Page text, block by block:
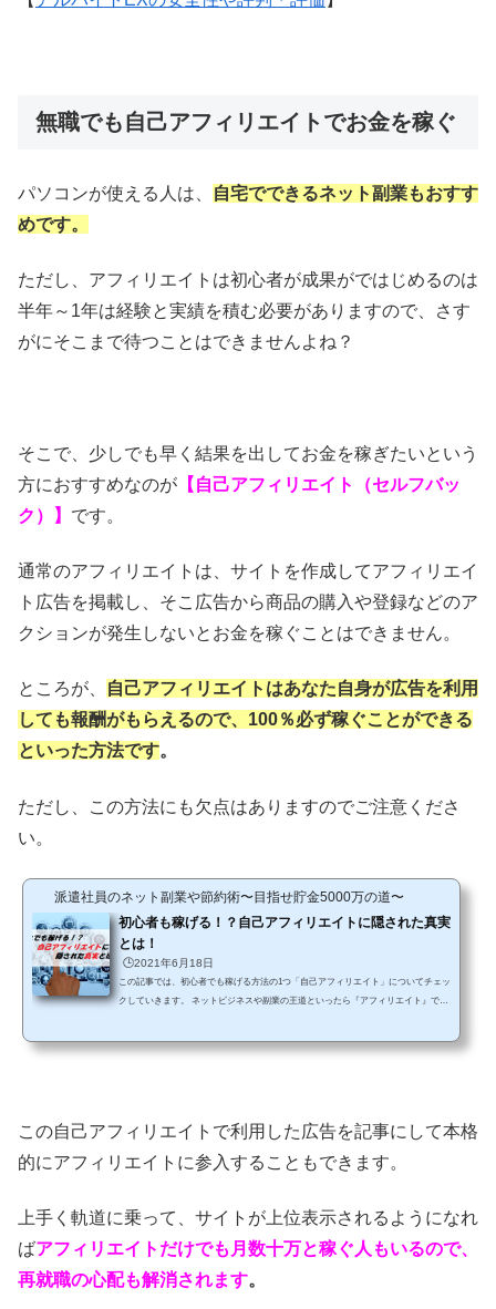
無職でも自己アフィリエイトでお金を稼ぐ
パソコンが使える人は、
自宅でできるネット副業もおすす
めです。
ただし、アフィリエイトは初心者が成果がではじめるのは
半年～1年は経験と実績を積む必要がありますので、さす
がにそこまで待つことはできませんよね？
そこで、少しでも早く結果を出してお金を稼ぎたいという
方におすすめなのが 【自己アフィリエイト（セルフバッ
ク）】 です。
通常のアフィリエイトは、サイトを作成してアフィリエイ
ト広告を掲載し、そこ広告から商品の購入や登録などのア
クションが発生しないとお金を稼ぐことはできません。
ところが、
自己アフィリエイトはあなた自身が広告を利用
しても報酬がもらえるので、100％必ず稼ぐことができる
といった方法です。
ただし、この方法にも欠点はありますのでご注意くださ
い。
派遣社員のネット副業や節約術〜目指せ貯金5000万の道〜
初心者も稼げる！？自己アフィリエイトに隠された真実
とは！
🕒️2021年6月18日
この記事では、初心者でも稼げる方法の1つ「自己アフィリエイト」についてチェッ
クしていきます。 ネットビジネスや副業の王道といったら『アフィリエイト』で
この自己アフィリエイトで利用した広告を記事にして本格
的にアフィリエイトに参入することもできます。
上手く軌道に乗って、サイトが上位表示されるようになれ
ばアフィリエイトだけでも月数十万と稼ぐ人もいるので、
再就職の心配も解消されます。